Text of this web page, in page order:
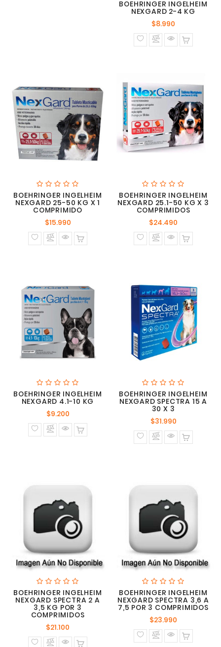
BOEHRINGER INGELHEIM
NEXGARD 2-4 KG
$8.990
normal
BOEHRINGER INGELHEIM
NEXGARD 25-50 KG X 1
COMPRIMIDO
$15.990Precio
normal
BOEHRINGER INGELHEIM
NEXGARD 25.1-50 KG X 3
COMPRIMIDOS
$24.490
normal
BOEHRINGER INGELHEIM
NEXGARD 4.1-10 KG
$9.200Precio
normal
BOEHRINGER INGELHEIM
NEXGARD SPECTRA 15 A
30 X 3
$31.990Precio
normal
BOEHRINGER INGELHEIM
NEXGARD SPECTRA 2 A
3,5 KG POR 3
COMPRIMIDOS
$21.100
normal
BOEHRINGER INGELHEIM
NEXGARD SPECTRA 3,6 A
7,5 POR 3 COMPRIMIDOS
$23.990
normal